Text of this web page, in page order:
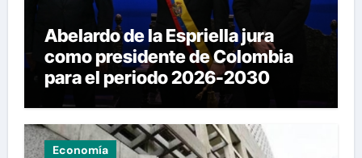
Abelardo de la Espriella jura
como presidente de Colombia
para el periodo 2026-2030
Economía